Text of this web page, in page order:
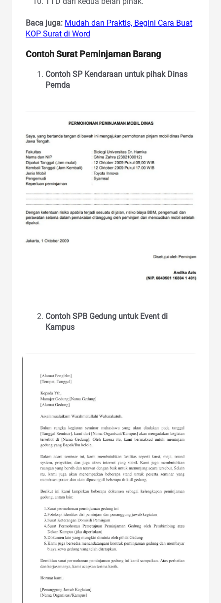
Baca juga: Mudah dan Praktis, Begini Cara Buat
KOP Surat di Word
Contoh Surat Peminjaman Barang
Contoh SP Kendaraan untuk pihak Dinas
Pemda
Contoh SPB Gedung untuk Event di
Kampus